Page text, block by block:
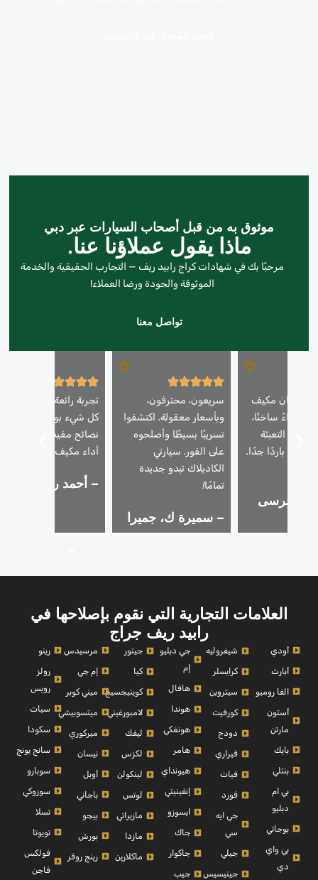
موثوق به من قبل أصحاب السيارات عبر دبي
ماذا يقول عملاؤنا عنا.
مرحبًا بك في شهادات كراج رابيد ريف — التجارب الحقيقية والخدمة
الموثوقة والجودة ورضا العملاء!
تواصل معنا
كان مكيف
هواءً ساخنًا،
إعادة التعبئة
أصبح باردًا جدًا.
أ.، مرسى
سريعون، محترفون،
وبأسعار معقولة. اكتشفوا
تسريبًا بسيطًا وأصلحوه
على الفور. سيارتي
الكاديلاك تبدو جديدة
تمامًا!
– سميرة ك، جميرا
تجربة رائعة! شرح
كل شيء بوضوح وقدموا
نصائح مفيدة للحفاظ
أداء مكيف الهواء.
– أحمد ر.، البرشاء
العلامات التجارية التي نقوم بإصلاحها في
رابيد ريف جراج
أودي
أبارث
الفا روميو
أستون
مارتن
بايك
بنتلي
بي ام
دبليو
بوجاتي
بي واي
دي
شيفروليه
كرايسلر
سيتروين
كورفيت
دودج
فيراري
فيات
فورد
جي ايه
سي
جيلي
جينيسيس
جي دبليو
إم
هافال
هوندا
هونغكي
هامر
هيونداي
إنفينيتي
ايسوزو
جاك
جاكوار
جيب
جيتور
كيا
كوينيجسيج
لامبورغيني
ليفك
لكزس
لينكولن
لوتس
مازيراتي
مازدا
ماكلارين
مرسيدس
إم جي
ميني كوبر
ميتسوبيشي
ميركوري
نيسان
أوبل
باجاني
بيجو
بورش
رينج روفر
رينو
رولز
رويس
سيات
سكودا
سانج يونج
سوبارو
سوزوكي
تسلا
تويوتا
فولكس
فاجن